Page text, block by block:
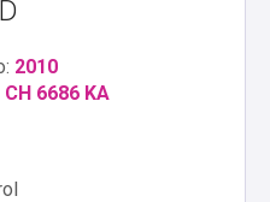
2010
CH 6686 KA